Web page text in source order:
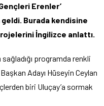
Erenler’
Burada kendisine
İngilizce anlattı.
programda renkli
Adayı Hüseyin Ceylan
biri Uluçay’a sormak